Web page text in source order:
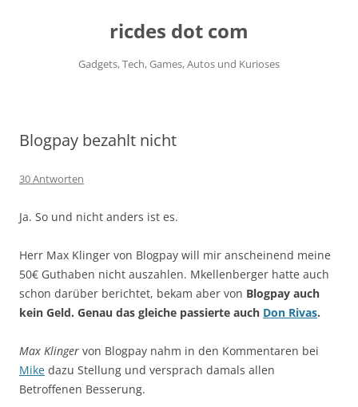
ricdes dot com
Gadgets, Tech, Games, Autos und Kurioses
Blogpay bezahlt nicht
30 Antworten
Ja. So und nicht anders ist es.
Herr Max Klinger von Blogpay will mir anscheinend meine
50€ Guthaben nicht auszahlen. Mkellenberger hatte auch
schon darüber berichtet, bekam aber von Blogpay auch
kein Geld. Genau das gleiche passierte auch Don Rivas.
Max Klinger von Blogpay nahm in den Kommentaren bei
Mike dazu Stellung und versprach damals allen
Betroffenen Besserung.